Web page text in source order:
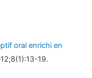
oral enrichi en
19.